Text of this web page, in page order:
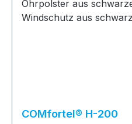
COMfortel® H-200